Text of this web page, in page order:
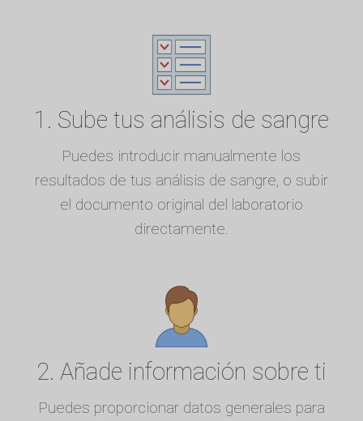
1. Sube tus análisis de sangre
Puedes introducir manualmente los
resultados de tus análisis de sangre, o subir
el documento original del laboratorio
directamente.
2. Añade información sobre ti
Puedes proporcionar datos generales para